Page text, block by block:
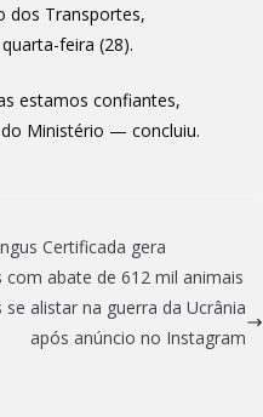
dos Transportes,
feira (28).
estamos confiantes,
Ministério — concluiu.
Certificada gera
abate de 612 mil animais
alistar na guerra da Ucrânia
após anúncio no Instagram